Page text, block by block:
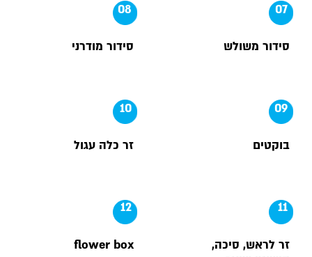
07
סידור משולש
08
סידור מודרני
09
בוקטים זר כלה עגול
זר לראש, סיכה,
flower box